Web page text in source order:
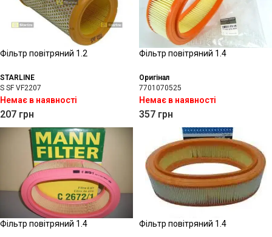
Фільтр повітряний 1.2
STARLINE
S SF VF2207
Немає в наявності
207 грн
Фільтр повітряний 1.4
Оригінал
7701070525
Немає в наявності
357 грн
Фільтр повітряний 1.4 Фільтр повітряний 1.4